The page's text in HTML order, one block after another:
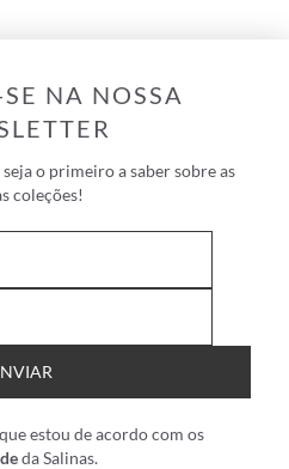
NA NOSSA
o primeiro a saber sobre as
coleções!
estou de acordo com os
da Salinas.